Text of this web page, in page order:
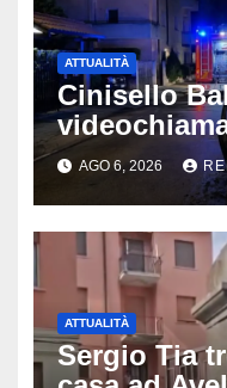
ATTUALITÀ
Cinisello
fidanzata e
lotta tra la
AGO 6, 2026
ATTUALITÀ
Sergio Tia